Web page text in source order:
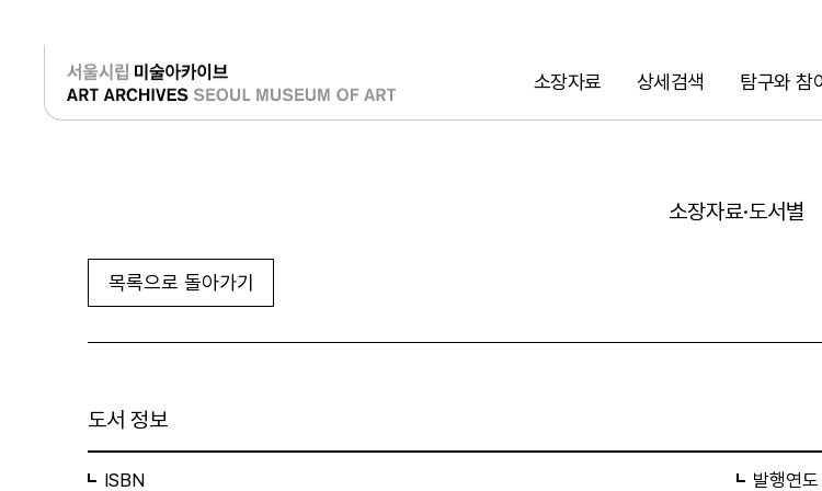
소장자료 상세검색 탐구와 참
검색
로그인
소장자료·도서별
목록으로 돌아가기
도서 정보
ISBN 발행연도